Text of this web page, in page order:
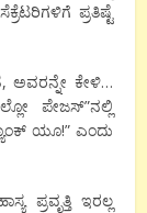
ಪ್ರತಿಷ್ಟೆ
ಅವರನ್ನೇ ಕೇಳಿ…
ಪೇಜಸ್”ನಲ್ಲಿ
ಯೂ!” ಎಂದು
ಪ್ರವೃತ್ತಿ ಇರಲ್ಲ